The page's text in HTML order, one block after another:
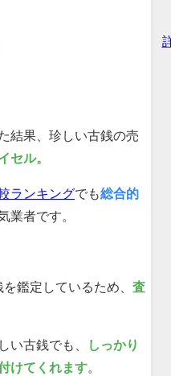
結果、珍しい古銭の売
セル。
ランキングでも総合的
業者です。
鑑定しているため、 査
い古銭でも、
しっかり
けてくれます。